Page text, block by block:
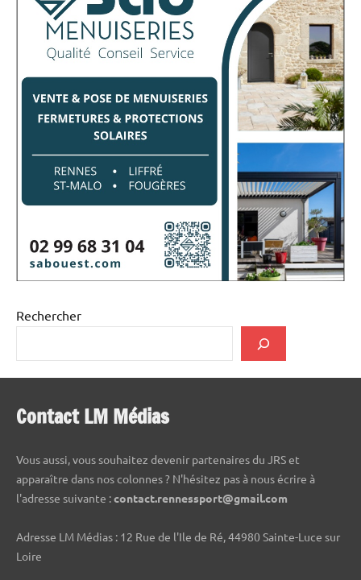
Rechercher
Contact LM Médias
Vous aussi, vous souhaitez devenir partenaires du JRS et
apparaître dans nos colonnes ? N'hésitez pas à nous écrire à
l'adresse suivante :contact.rennessport@gmail.com
Adresse LM Médias : 12 Rue de l'Ile de Ré, 44980 Sainte-Luce sur
Loire